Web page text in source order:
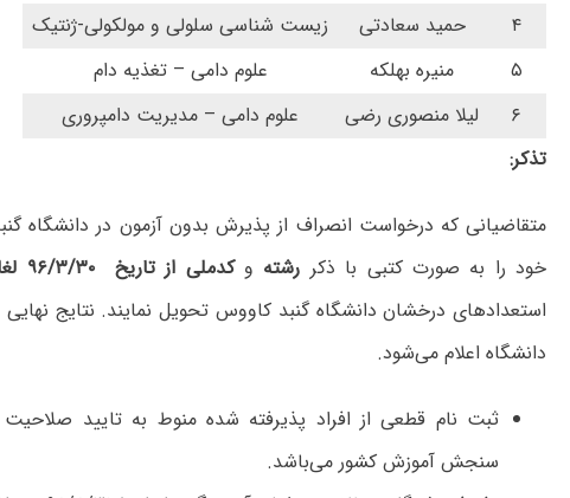
۴
حمید سعادتی
زیست شناسی سلولی و مولکولی-ژنتیک
۵
منیره بهلکه
علوم دامی – تغذیه دام
۶
لیلا منصوری رضی
علوم دامی – مدیریت دامپروری
تذکر:
متقاضیانی که درخواست انصراف از پذیرش بدون آزمون در دانشگاه
خود را به صورت کتبی با ذکر رشته وکدملی از تاریخ ۹۶/۳/۳۰ لغایت ۹۶/۴/۱۵
استعدادهای درخشان دانشگاه گنبد کاووس تحویل نمایند. نتایج نهایی
دانشگاه اعلام میشود.
ثبت نام قطعی از افراد پذیرفته شده منوط به تایید
سنجش آموزش کشور می‌باشد.